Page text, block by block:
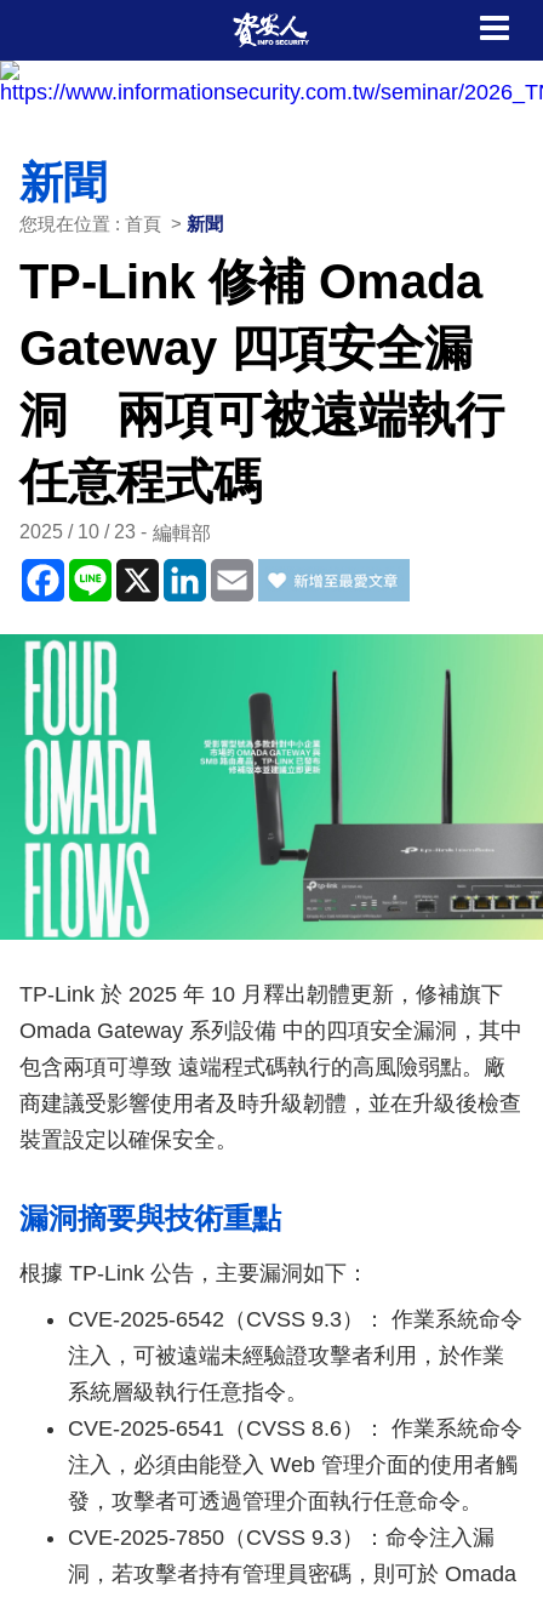
新聞
您現在位置 : 首頁 > 新聞
TP-Link 修補 Omada
Gateway 四項安全漏
洞 兩項可被遠端執行
任意程式碼
2025 / 10 / 23 編輯部
Facebook
Line X LinkedIn
Email
TP-Link 於 2025 年 10 月釋出韌體更新，修補旗下
Omada Gateway 系列設備 中的四項安全漏洞，其中
包含兩項可導致 遠端程式碼執行的高風險弱點。廠
商建議受影響使用者及時升級韌體，並在升級後檢查
裝置設定以確保安全。
漏洞摘要與技術重點
根據 TP-Link 公告，主要漏洞如下：
CVE-2025-6542（CVSS 9.3）： 作業系統命令
注入，可被遠端未經驗證攻擊者利用，於作業
系統層級執行任意指令。
CVE-2025-6541（CVSS 8.6）： 作業系統命令
注入，必須由能登入 Web 管理介面的使用者觸
發，攻擊者可透過管理介面執行任意命令。
CVE-2025-7850（CVSS 9.3）：命令注入漏
洞，若攻擊者持有管理員密碼，則可於 Omada